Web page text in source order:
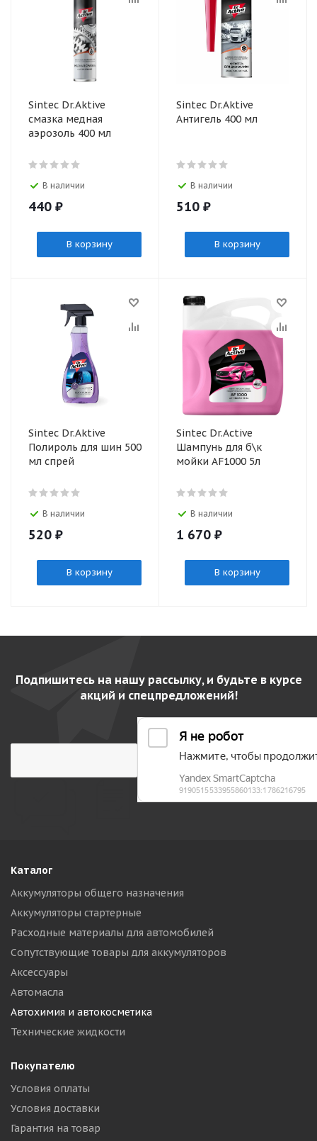
Sintec Dr.Aktive
смазка медная
аэрозоль 400 мл
В наличии
440 ₽
В корзину
Sintec Dr.Aktive
Антигель 400 мл
В наличии
510 ₽
В корзину
Sintec Dr.Aktive
Полироль для шин 500
мл спрей
В наличии
520 ₽
В корзину
Sinteс Dr.Active
Шампунь для б\к
мойки AF1000 5л
В наличии
1 670 ₽
В корзину
Подпишитесь на нашу рассылку, и будьте в курсе
акций и спецпредложений!
Каталог
Аккумуляторы общего назначения
Аккумуляторы стартерные
Расходные материалы для автомобилей
Сопутствующие товары для аккумуляторов
Аксессуары
Автомасла
Автохимия и автокосметика
Технические жидкости
Покупателю
Условия оплаты
Условия доставки
Гарантия на товар